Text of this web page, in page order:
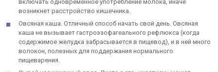
включать одновременное употребление молока, иначе
возникнет расстройство кишечника.
Овсяная каша. Отличный способ начать свой ​​день. Овсяная
каша не вызывает гастроэзофагеального рефлюкса (когда
содержимое желудка забрасывается в пищевод), и в ней много
волокон, полезных для поддержания нормального
пищеварения.